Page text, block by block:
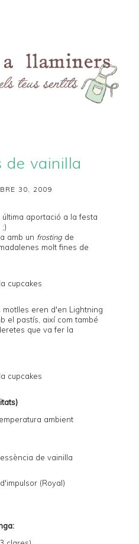
de vainilla
30, 2009
aportació a la festa
. ;)
amb un frosting de
molt fines de
motlles eren d'en Lightning
el pastís , així com també
que va fer la
ambient
de vainilla
(Royal)